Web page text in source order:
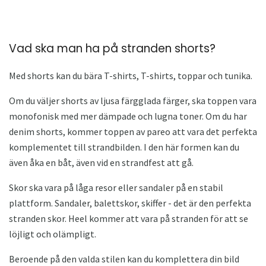
Vad ska man ha på stranden shorts?
Med shorts kan du bära T-shirts, T-shirts, toppar och tunika.
Om du väljer shorts av ljusa färgglada färger, ska toppen vara
monofonisk med mer dämpade och lugna toner. Om du har
denim shorts, kommer toppen av pareo att vara det perfekta
komplementet till strandbilden. I den här formen kan du
även åka en båt, även vid en strandfest att gå.
Skor ska vara på låga resor eller sandaler på en stabil
plattform. Sandaler, balettskor, skiffer - det är den perfekta
stranden skor. Heel kommer att vara på stranden för att se
löjligt och olämpligt.
Beroende på den valda stilen kan du komplettera din bild